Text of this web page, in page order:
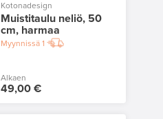
Kotonadesign
Muistitaulu neliö, 50
cm, harmaa
Myynnissä1
Alkaen
49,00 €